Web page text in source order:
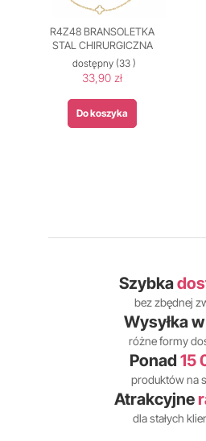
R4Z48 BRANSOLETKA
STAL CHIRURGICZNA
dostępny (33 )
33,90 zł
Do koszyka
Szybka
bez zbędnej
Wysyłka w
różne formy
Ponad 15
produktów na
Atrakcyjne
dla stałych